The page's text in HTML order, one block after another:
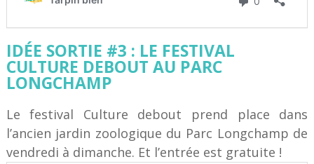
IDÉE SORTIE #3 : LE FESTIVAL
CULTURE DEBOUT AU PARC
LONGCHAMP
Le festival Culture debout prend place dans
l’ancien jardin zoologique du Parc Longchamp de
vendredi à dimanche. Et l’entrée est gratuite !